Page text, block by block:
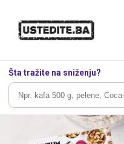
Šta tražite na sniženju?